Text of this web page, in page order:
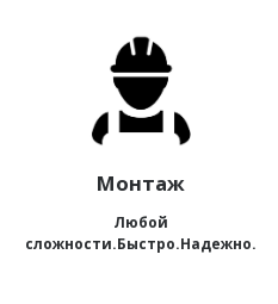
Монтаж
Любой
сложности.Быстро.Надежно.